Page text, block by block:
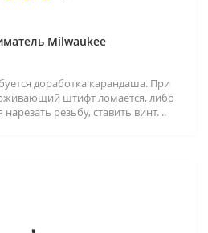
Milwaukee
доработка карандаша. При
штифт ломается, либо
резьбу, ставить винт. ..